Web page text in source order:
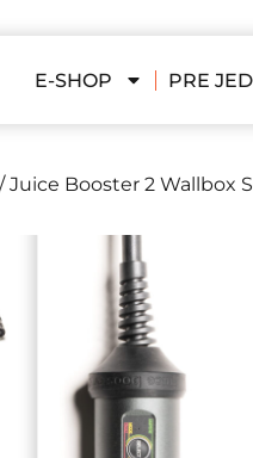
E-SHOP PRE
/ Juice Booster 2 Wallbox